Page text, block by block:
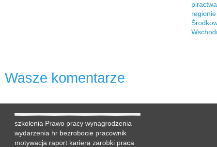
Wasze komentarze
szkolenia Prawo pracy wynagrodzenia
wydarzenia hr bezrobocie pracownik
motywacja raport kariera zarobki praca